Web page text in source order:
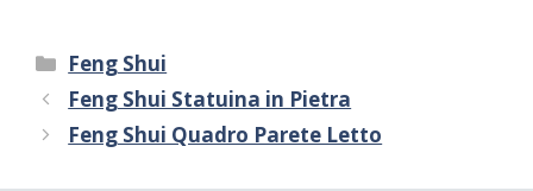
Categorie
Feng Shui
Feng Shui Statuina in Pietra
Feng Shui Quadro Parete Letto